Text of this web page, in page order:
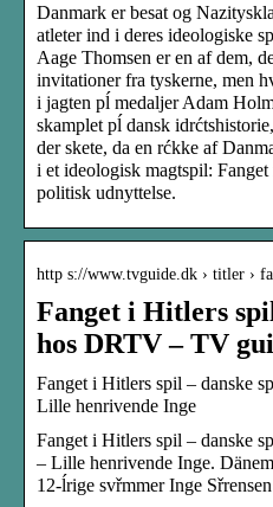
Danmark er besat og
atleter ind i deres ideologiske
Aage Thomsen er en af dem,
invitationer fra tyskerne, men
i jagten pĺ medaljer Adam
skamplet pĺ dansk
der skete, da en rćkke af
i et ideologisk magtspil:
politisk udnyttelse.
http s://www.tvguide.dk › titler ›
Fanget i Hitlers
hos DRTV – TV
Fanget i Hitlers spil – danske
Lille henrivende Inge
Fanget i Hitlers spil – danske
– Lille henrivende Inge.
12-ĺrige svřmmer Inge